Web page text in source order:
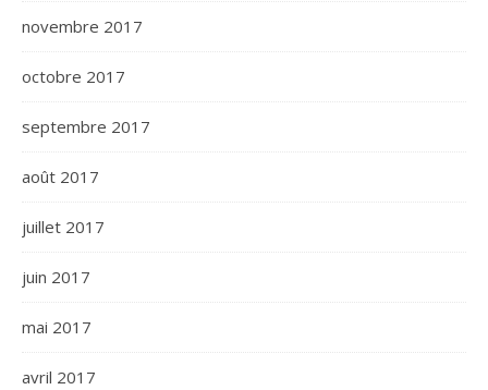
novembre 2017
octobre 2017
septembre 2017
août 2017
juillet 2017
juin 2017
mai 2017
avril 2017